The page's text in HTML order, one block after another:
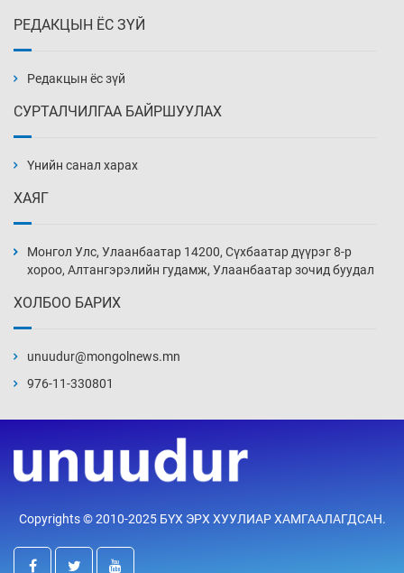
18 цаг 29 мин
18 цаг 59 мин
19 цаг 29 мин
19 цаг 59 мин
хэмжээг шинэчлэн тогтоох нь
20 цаг 29 мин
буулгаж байна
20 цаг 59 мин
РЕДАКЦЫН ЁС ЗҮЙ
Редакцын ёс зүй
СУРТАЛЧИЛГАА БАЙРШУУЛАХ
Үнийн санал харах
ХАЯГ
Монгол Улс, Улаанбаатар 14200, Сүхбаатар дүүрэг 8-р
хороо, Алтангэрэлийн гудамж, Улаанбаатар зочид буудал
ХОЛБОО БАРИХ
unuudur@mongolnews.mn
976-11-330801
Copyrights © 2010-2025 БҮХ ЭРХ ХУУЛИАР ХАМГААЛАГДСАН.